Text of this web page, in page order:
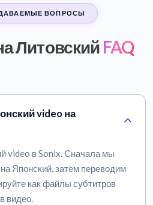
ВОПРОСЫ
Литовский FAQ
video на
video в Sonix. Сначала мы
Японский, затем переводим
как файлы субтитров
видео.